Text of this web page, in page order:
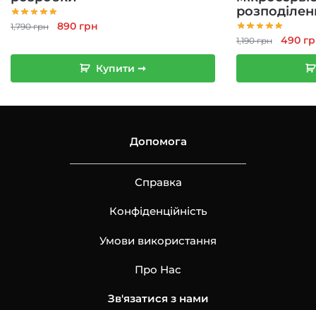
1,790грн
Оригінальна
1,790 грн.
890 грн
890 грн.
Купити ➞
1,190грн
ціна:
1,190
490
Допомога
Справка
Конфіденційність
Умови використання
Про Нас
Зв'язатися з нами